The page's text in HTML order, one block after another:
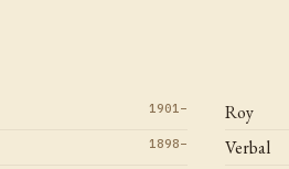
1901–
1898–
Roy
Verbal